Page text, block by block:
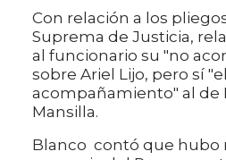
Con relación a los
Suprema de Justicia,
al funcionario su "no
sobre Ariel Lijo, pero sí
acompañamiento" al de
Mansilla.
Blanco contó que hubo